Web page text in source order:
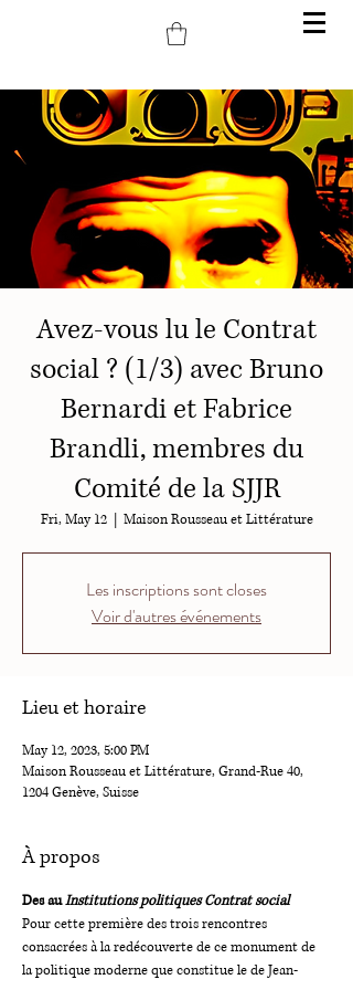
Avez-vous lu le Contrat
social ? (1/3) avec Bruno
Bernardi et Fabrice
Brandli, membres du
Comité de la SJJR
Fri, May 12
  |
Maison Rousseau et Littérature
Les inscriptions sont closes
Voir d'autres événements
Lieu et horaire
May 12, 2023, 5:00 PM
Maison Rousseau et Littérature, Grand-Rue 40,
1204 Genève, Suisse
À propos
Des au Institutions politiques Contrat social
Pour cette première des trois rencontres
consacrées à la redécouverte de ce monument de
la politique moderne que constitue le de Jean-